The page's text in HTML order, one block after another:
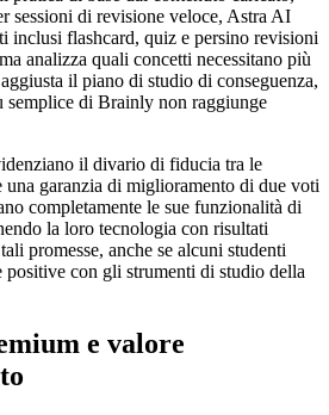
sessioni di revisione veloce, Astra AI
inclusi flashcard, quiz e persino revisioni
analizza quali concetti necessitano più
il piano di studio di conseguenza,
semplice di Brainly non raggiunge
il divario di fiducia tra le
garanzia di miglioramento di due voti
completamente le sue funzionalità di
la loro tecnologia con risultati
promesse, anche se alcuni studenti
positive con gli strumenti di studio della
e valore